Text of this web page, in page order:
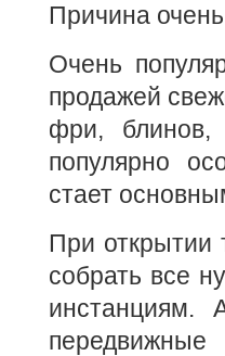
Причина
Очень
продажей
фри,
популярно
стает
При открытии
собрать все
инстанциям.